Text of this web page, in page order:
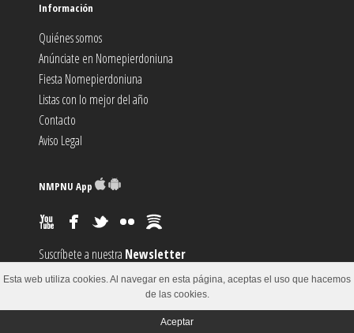
Información
Quiénes somos
Anúnciate en Nomepierdoniuna
Fiesta Nomepierdoniuna
Listas con lo mejor del año
Contacto
Aviso Legal
NMPNU App
Suscríbete a nuestra Newsletter
Suscríbete al canalRSS
Esta web utiliza cookies. Al navegar en esta página, aceptas el uso que hacemos
de las cookies.
Aceptar